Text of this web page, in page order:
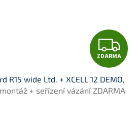
Z
D
A
ZDARMA
R15 wide Ltd. + XCELL 12 DEMO,
+ seřízení vázání ZDARMA